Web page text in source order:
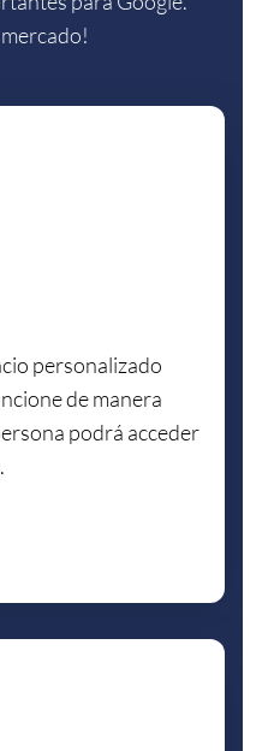
personalizado
de manera
podrá acceder